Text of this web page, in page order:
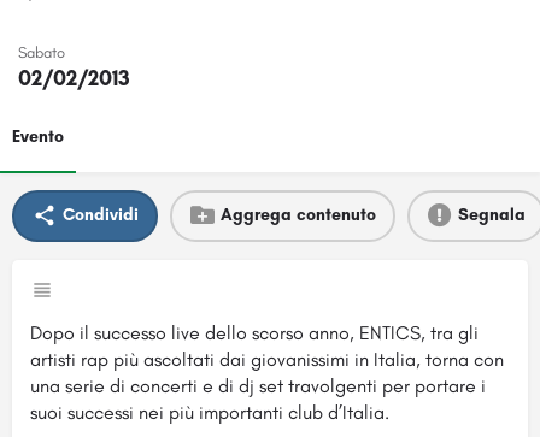
Sabato
02/02/2013
Evento
Condividi Aggrega contenuto Segnala
Dopo il successo live dello scorso anno, ENTICS, tra gli
artisti rap più ascoltati dai giovanissimi in Italia, torna con
una serie di concerti e di dj set travolgenti per portare i
suoi successi nei più importanti club d’Italia.